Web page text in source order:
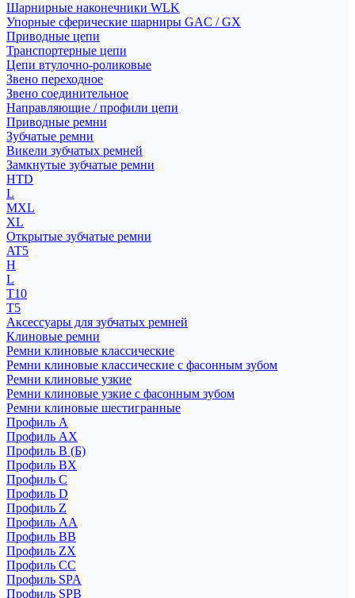
Шарнирные наконечники WLK
Упорные сферические шарниры GAC / GX
Приводные цепи
Транспортерные цепи
Цепи втулочно-роликовые
Звено переходное
Звено соединительное
Направляющие / профили цепи
Приводные ремни
Зубчатые ремни
Викели зубчатых ремней
Замкнутые зубчатые ремни
HTD
L
MXL
XL
Открытые зубчатые ремни
AT5
H
L
T10
T5
Аксессуары для зубчатых ремней
Клиновые ремни
Ремни клиновые классические
Ремни клиновые классические с фасонным зубом
Ремни клиновые узкие
Ремни клиновые узкие с фасонным зубом
Ремни клиновые шестигранные
Профиль A
Профиль AX
Профиль B (Б)
Профиль BX
Профиль C
Профиль D
Профиль Z
Профиль АА
Профиль BB
Профиль ZX
Профиль CC
Профиль SPA
Профиль SPB